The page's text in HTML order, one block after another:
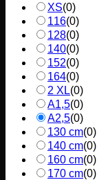
XS(0)
116(0)
128(0)
140(0)
152(0)
164(0)
2 XL(0)
A1,5(0)
A2,5(0)
130 cm(0)
140 cm(0)
160 cm(0)
170 cm(0)